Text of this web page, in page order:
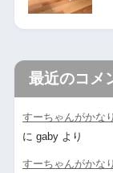
最近のコメ
すーちゃんがかな
に gabyより
すーちゃんがかな